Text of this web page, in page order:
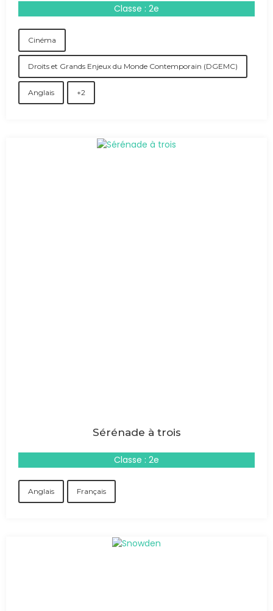
Classe : 2e
Cinéma
Droits et Grands Enjeux du Monde Contemporain (DGEMC)
Anglais +2
Sérénade à trois
Classe : 2e
Anglais Français